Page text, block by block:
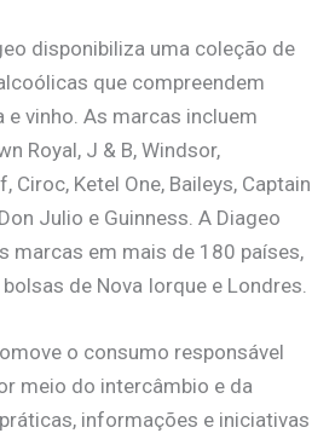
disponibiliza uma coleção de
que compreendem
e vinho. As marcas incluem
Royal, J & B, Windsor,
Ciroc, Ketel One, Baileys, Captain
Julio e Guinness. A Diageo
marcas em mais de 180 países,
de Nova Iorque e Londres.
o consumo responsável
meio do intercâmbio e da
informações e iniciativas